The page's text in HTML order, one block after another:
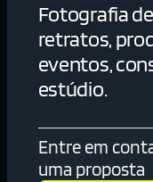
Fotografia
retratos,
eventos,
estúdio.
Entre em
uma proposta